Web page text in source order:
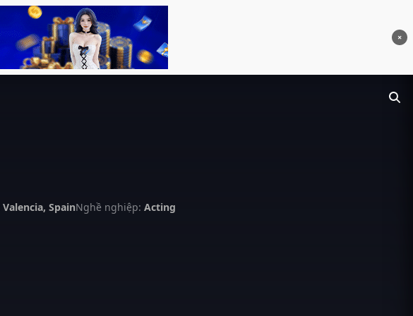
×
Valencia, SpainNghề nghiệp: Acting